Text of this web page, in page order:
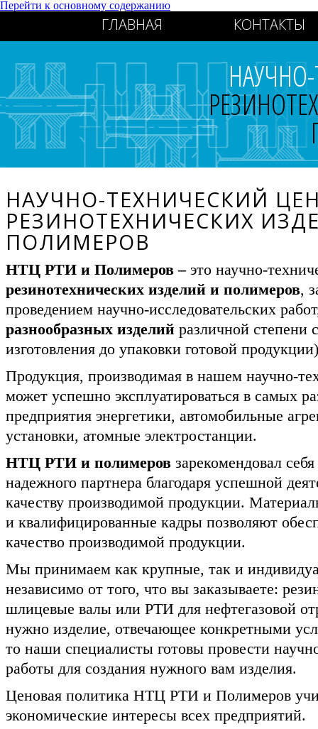
Перейти к основному содержанию
ГЛАВНАЯ КОНТАКТЫ
НАУЧНО-ТЕХНИЧЕСКИЙ
РЕЗИНОТЕХНИЧЕСКИХ
ПОЛИМЕРОВ
НТЦ РТИ и Полимеров – это научно-
резинотехнических изделий и полимеров,
проведением научно-исследовательских
разнообразных изделий различной степени
изготовления до упаковки готовой
Продукция, производимая в нашем научно-
может успешно эксплуатироваться в самых
предприятия энергетики, автомобильные
установки, атомные электростанции.
НТЦ РТИ и полимеровзарекомендовал себя
надежного партнера благодаря успешной
качеству производимой продукции.
и квалифицированные кадры позволяют
качество производимой продукции.
Мы принимаем как крупные, так и
независимо от того, что вы заказываете:
шлицевые валы или РТИ для нефтегазовой
нужно изделие, отвечающее конкретными
то наши специалисты готовы провести
работы для создания нужного вам изделия.
Ценовая политика НТЦ РТИ и Полимеров
экономические интересы всех предприятий.